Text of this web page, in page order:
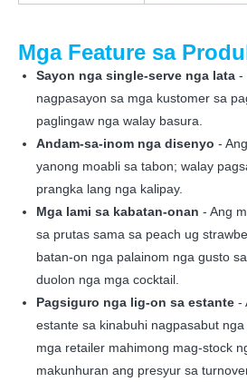
Mga Feature sa
Sayon nga single-serve nga lata -
nagpasayon ​​sa mga kustomer sa
paglingaw nga walay basura.
Andam-sa-inom nga disenyo -
yanong moabli sa tabon; walay
prangka lang nga kalipay.
Mga lami sa kabatan-onan - Ang
sa prutas sama sa peach ug
batan-on nga palainom nga gusto
duolon nga mga cocktail.
Pagsiguro nga lig-on sa estante -
estante sa kinabuhi nagpasabut
mga retailer mahimong mag-stock
makunhuran ang presyur sa